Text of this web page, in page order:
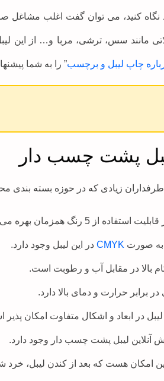
کنید، می توان گفت اغلب مشاغل
مانند سس، ترشی، مربا و… از این
چاپ لیبل و برچسب” را به شما
پشت چسب دار
طرفداران زیادی که در حوزه بسته
از 5 رنگ همزمان بهره می برند.
به صورت CMYK در این لیبل وجود دارد.
بالا در مقابل آب و رطوبت است.
در برابر حرارت و دمای بالا دارد.
در ابعاد و اشکال متفاوت امکان پذیر
آنلاین لیبل پشت چسب دار وجود دارد.
امکان هست که بعد از کندن لیبل، خرد